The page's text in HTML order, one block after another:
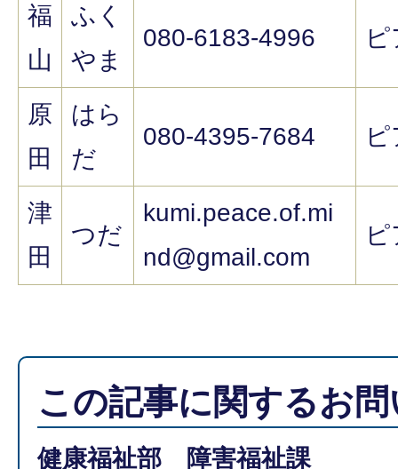
福
山
ふく
やま
080-6183-4996
原
田
はら
だ
080-4395-7684
津
田
つだ
kumi.peace.of.mi
nd@gmail.com
この記事に関するお
健康福祉部 障害福祉課